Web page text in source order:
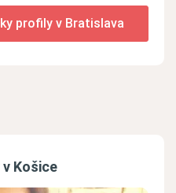
profily v Bratislava
Košice